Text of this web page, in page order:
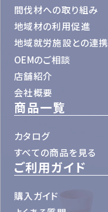
間伐材への取り組み
地域材の利用促進
地域就労施設との連携
OEMのご相談
店舗紹介
会社概要
商品一覧
カタログ
すべての商品を見る
ご利用ガイド
購入ガイド